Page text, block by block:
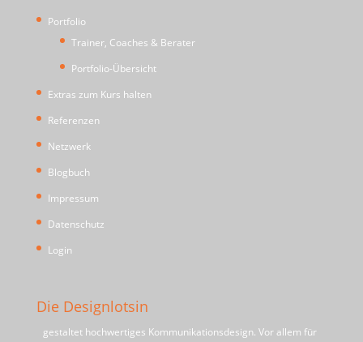
Portfolio
Trainer, Coaches & Berater
Portfolio-Übersicht
Extras zum Kurs halten
Referenzen
Netzwerk
Blogbuch
Impressum
Datenschutz
Login
Die Designlotsin
gestaltet hochwertiges Kommunikationsdesign. Vor allem für